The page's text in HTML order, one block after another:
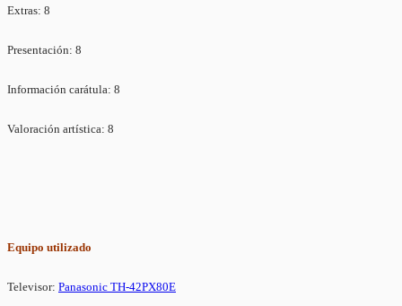
Extras: 8
Presentación: 8
Información carátula: 8
Valoración artística: 8
Equipo utilizado
Televisor: Panasonic TH-42PX80E